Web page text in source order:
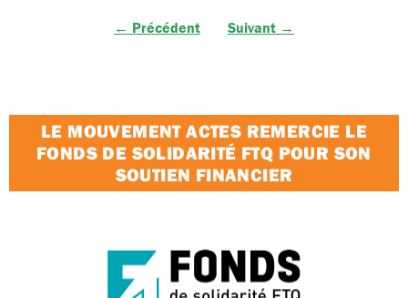
← Précédent Suivant →
LE MOUVEMENT ACTES REMERCIE LE
FONDS DE SOLIDARITÉ FTQ POUR SON
SOUTIEN FINANCIER